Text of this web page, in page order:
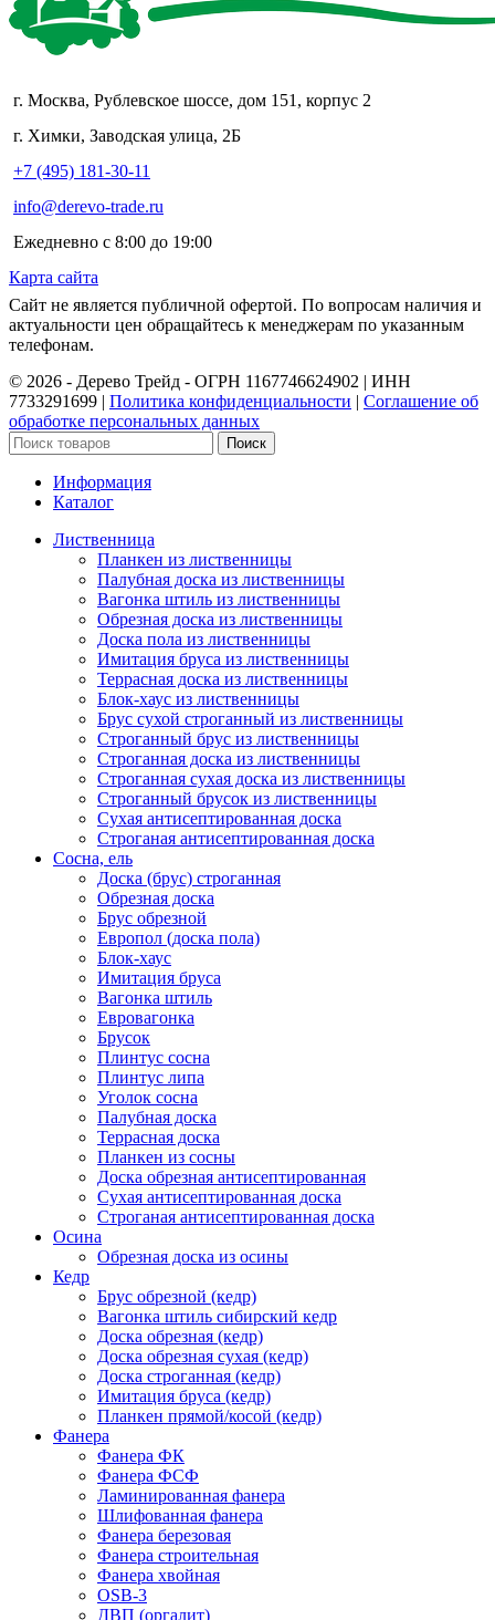
г. Москва, Рублевское шоссе, дом 151, корпус 2
г. Химки, Заводская улица, 2Б
+7 (495) 181-30-11
info@derevo-trade.ru
Ежедневно с 8:00 до 19:00
Карта сайта
Сайт не является публичной офертой. По вопросам наличия и
актуальности цен обращайтесь к менеджерам по указанным
телефонам.
©️ 2026 - Дерево Трейд - ОГРН 1167746624902 | ИНН
7733291699 | Политика конфиденциальности | Соглашение об
обработке персональных данных
Поиск
Информация
Каталог
Лиственница
Планкен из лиственницы
Палубная доска из лиственницы
Вагонка штиль из лиственницы
Обрезная доска из лиственницы
Доска пола из лиственницы
Имитация бруса из лиственницы
Террасная доска из лиственницы
Блок-хаус из лиственницы
Брус сухой строганный из лиственницы
Строганный брус из лиственницы
Строганная доска из лиственницы
Строганная сухая доска из лиственницы
Строганный брусок из лиственницы
Сухая антисептированная доска
Строганая антисептированная доска
Сосна, ель
Доска (брус) строганная
Обрезная доска
Брус обрезной
Европол (доска пола)
Блок-хаус
Имитация бруса
Вагонка штиль
Евровагонка
Брусок
Плинтус сосна
Плинтус липа
Уголок сосна
Палубная доска
Террасная доска
Планкен из сосны
Доска обрезная антисептированная
Сухая антисептированная доска
Строганая антисептированная доска
Осина
Обрезная доска из осины
Кедр
Брус обрезной (кедр)
Вагонка штиль сибирский кедр
Доска обрезная (кедр)
Доска обрезная сухая (кедр)
Доска строганная (кедр)
Имитация бруса (кедр)
Планкен прямой/косой (кедр)
Фанера
Фанера ФК
Фанера ФСФ
Ламинированная фанера
Шлифованная фанера
Фанера березовая
Фанера строительная
Фанера хвойная
OSB-3
ДВП (оргалит)